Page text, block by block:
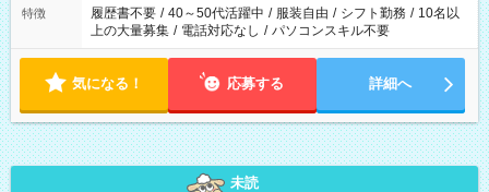
特徴 履歴書不要 / 40～50代活躍中 / 服装自由 / シフト勤務 / 10名以
上の大量募集 / 電話対応なし / パソコンスキル不要
気になる！ 応募する 詳細へ
未読